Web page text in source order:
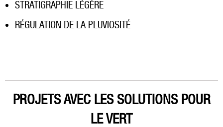
STRATIGRAPHIE LÉGÈRE
RÉGULATION DE LA PLUVIOSITÉ
PROJETS AVEC LES SOLUTIONS POUR
LE VERT